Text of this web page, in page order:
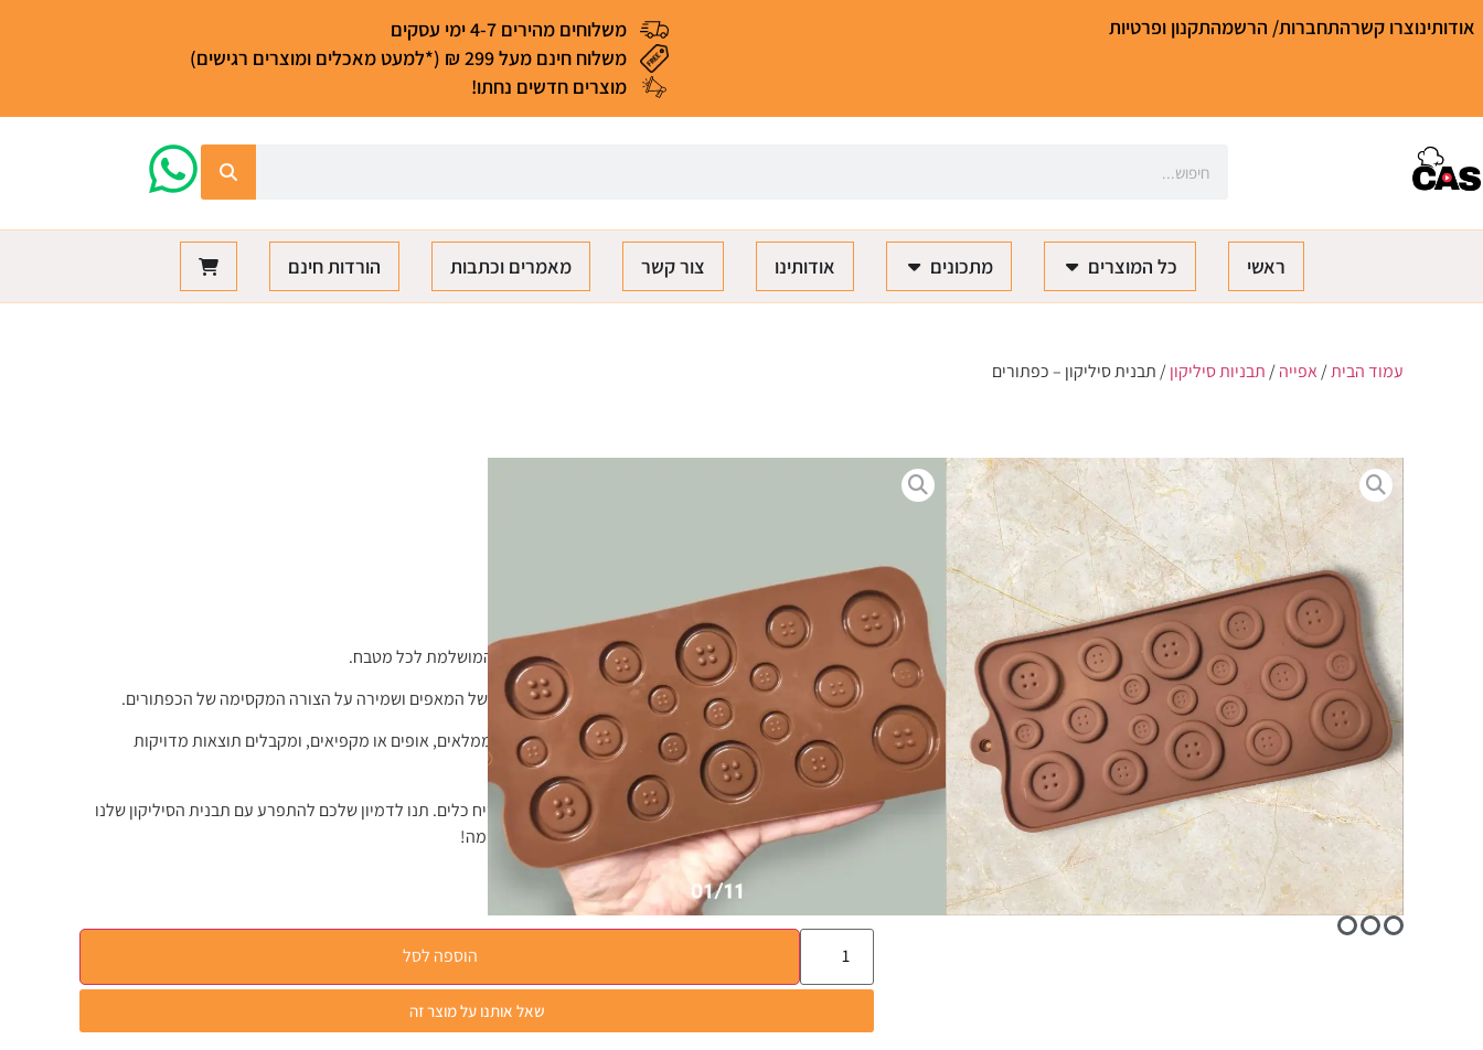
אודותינוצרו קשרהתחברות/ הרשמהתקנון ופרטיות
משלוחים מהירים 4-7 ימי עסקים
משלוח חינם מעל 299 ₪ (*למעט מאכלים ומוצרים רגישים)
מוצרים חדשים נחתו!
ראשי כל המוצרים מתכונים אודותינו צור קשר מאמרים וכתבות הורדות חינם
עמוד הבית/אפייה/תבניות סיליקון/ תבנית סיליקון – כפתורים
מידות התבנית: גובה 20.3 ס"מ, רוחב 10 ס"מ
הכירו את תבנית הסיליקון שלנו בצורת כפתורים – התוספת המושלמת לכל מטבח.
עשויה מסיליקון איכותי ועמיד, התבנית מאפשרת שחרור קל של המאפים ושמירה על הצורה המקסימה של הכפתורים.
אידיאלית לעוגיות, שוקולדים, ג'לי וקינוחים יצירתיים. פשוט ממלאים, אופים או מקפיאים, ומקבלים תוצאות מדויקות
ומרהיבות בכל פעם.
התבנית קלה לניקוי ומתאימה לשימוש בתנור, במקפיא ובמדיח כלים. תנו לדמיון שלכם להתפרע עם תבנית הסיליקון שלנו
בצורת כפתורים ותהפכו כל מאפה ליצירת אמנות קטנה וטעימה!
הוספה לסל
שאל אותנו על מוצר זה